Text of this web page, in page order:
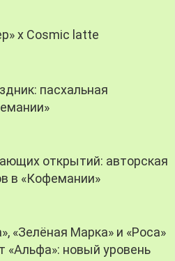
х Cosmic latte
пасхальная
открытий: авторская
в «Кофемании»
«Зелёная Марка» и «Роса»
«Альфа»: новый уровень